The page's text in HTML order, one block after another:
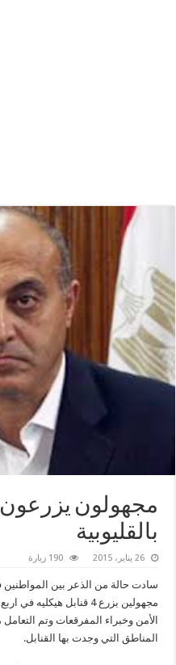
بالقليوبية
26 يناير، 2015 190 زيارة
سادت حالة من الذعر بين المواطنين
مجهولين بزرع 4 قنابل
الأمن وخبراء المفرقعات وتم
المناطق التي وجدت بها القنابل.